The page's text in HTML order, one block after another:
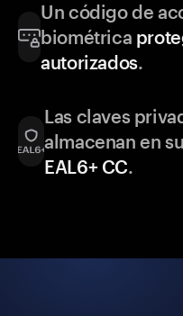
Un código de
biométrica
autorizados.
Las claves
almacenan en su
EAL6+ CC.